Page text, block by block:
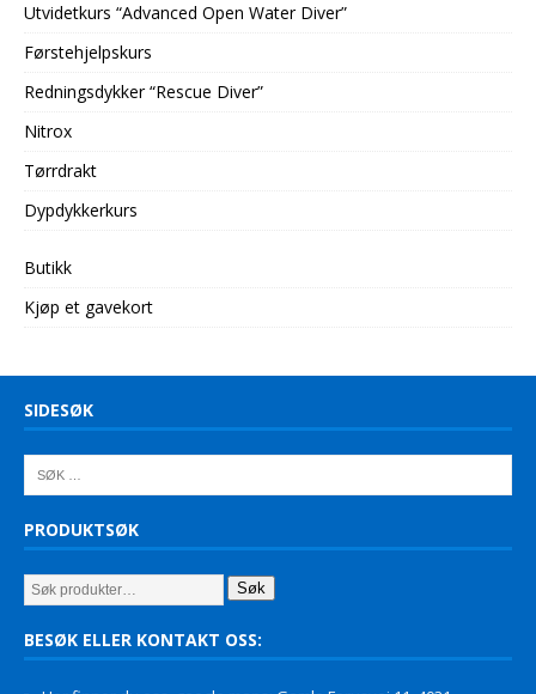
Utvidetkurs “Advanced Open Water Diver”
Førstehjelpskurs
Redningsdykker “Rescue Diver”
Nitrox
Tørrdrakt
Dypdykkerkurs
Butikk
Kjøp et gavekort
SIDESØK
PRODUKTSØK
Søk
BESØK ELLER KONTAKT OSS: